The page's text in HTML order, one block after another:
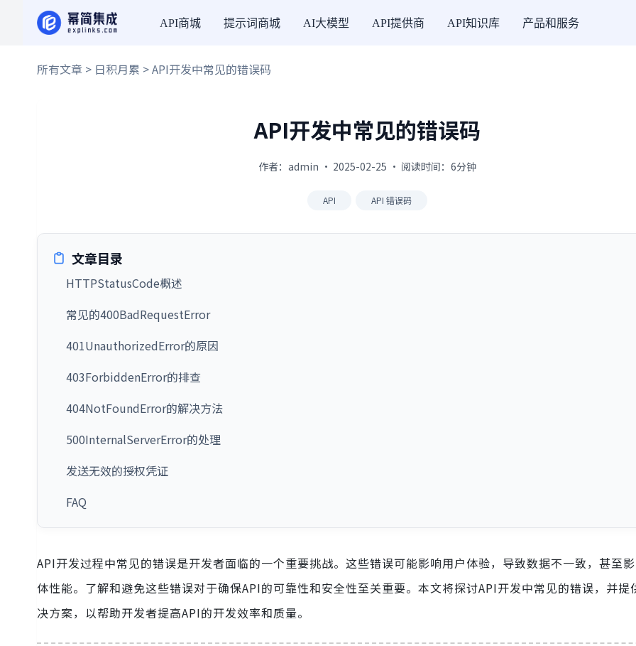
API商城 提示词商城 AI大模型 API提供商 API知识库 产品和服务
所有文章 > 日积月累 > API开发中常见的错误码
API开发中常见的错误码
作者：admin · 2025-02-25 · 阅读时间：6分钟
API API 错误码
文章目录
HTTPStatusCode概述
常见的400BadRequestError
401UnauthorizedError的原因
403ForbiddenError的排查
404NotFoundError的解决方法
500InternalServerError的处理
发送无效的授权凭证
FAQ
API开发过程中常见的错误是开发者面临的一个重要挑战。这些错误可能影响用户体验，导致数据不一致，甚至
体性能。了解和避免这些错误对于确保API的可靠性和安全性至关重要。本文将探讨API开发中常见的错误，并提
决方案，以帮助开发者提高API的开发效率和质量。